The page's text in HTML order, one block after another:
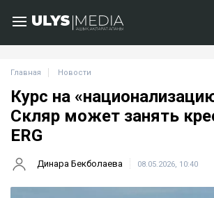
Главная Новости
Курс на
Скляр может занять
ERG
Динара Бекболаева 08.05.2026, 10:40